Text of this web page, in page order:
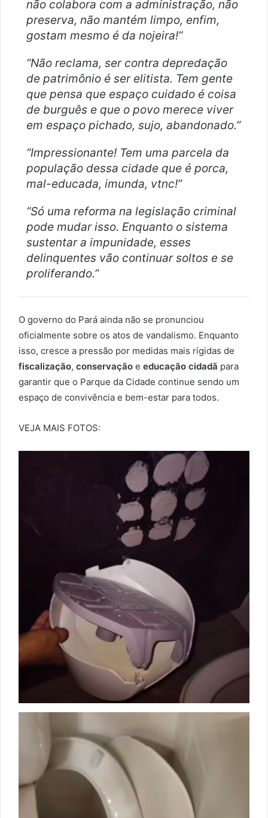
não colabora com a administração, não
preserva, não mantém limpo, enfim,
gostam mesmo é da nojeira!”
“Não reclama, ser contra depredação
de patrimônio é ser elitista. Tem gente
que pensa que espaço cuidado é coisa
de burguês e que o povo merece viver
em espaço pichado, sujo, abandonado.”
“Impressionante! Tem uma parcela da
população dessa cidade que é porca,
mal-educada, imunda, vtnc!”
“Só uma reforma na legislação criminal
pode mudar isso. Enquanto o sistema
sustentar a impunidade, esses
delinquentes vão continuar soltos e se
proliferando.”
O governo do Pará ainda não se pronunciou
oficialmente sobre os atos de vandalismo. Enquanto
isso, cresce a pressão por medidas mais rígidas de
fiscalização, conservação e educação cidadã para
garantir que o Parque da Cidade continue sendo um
espaço de convivência e bem-estar para todos.
VEJA MAIS FOTOS: